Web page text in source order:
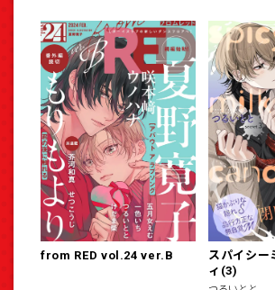
from RED vol.24 ver.B
スパイシー
ィ(3)